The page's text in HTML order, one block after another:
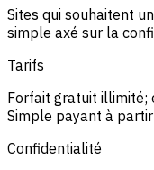
Sites qui souhaitent
simple axé sur la
Tarifs
Forfait gratuit illimité;
Simple payant à
Confidentialité